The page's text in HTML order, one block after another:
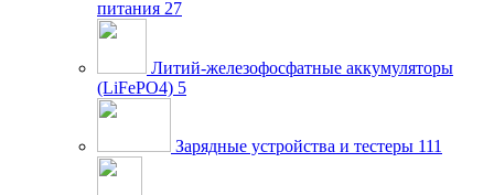
питания 27
Литий-железофосфатные аккумуляторы
(LiFePO4) 5
Зарядные устройства и тестеры 111